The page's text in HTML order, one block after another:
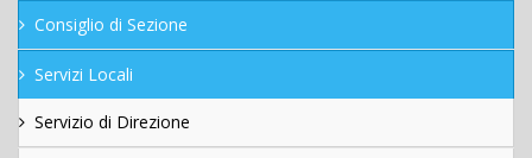
Consiglio di Sezione
Servizi Locali
Servizio di Direzione